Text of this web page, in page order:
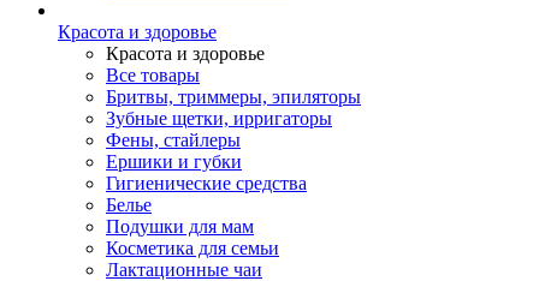
Красота и здоровье
Красота и здоровье
Все товары
Бритвы, триммеры, эпиляторы
Зубные щетки, ирригаторы
Фены, стайлеры
Ершики и губки
Гигиенические средства
Белье
Подушки для мам
Косметика для семьи
Лактационные чаи